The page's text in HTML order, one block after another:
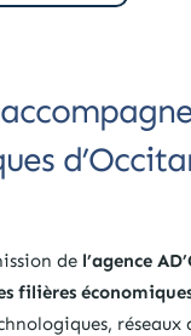
de l’agence
filières
réseaux